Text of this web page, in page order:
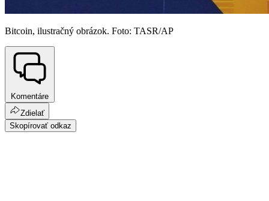
Bitcoin, ilustračný obrázok. Foto: TASR/AP
Komentáre
Zdielať
Skopírovať odkaz